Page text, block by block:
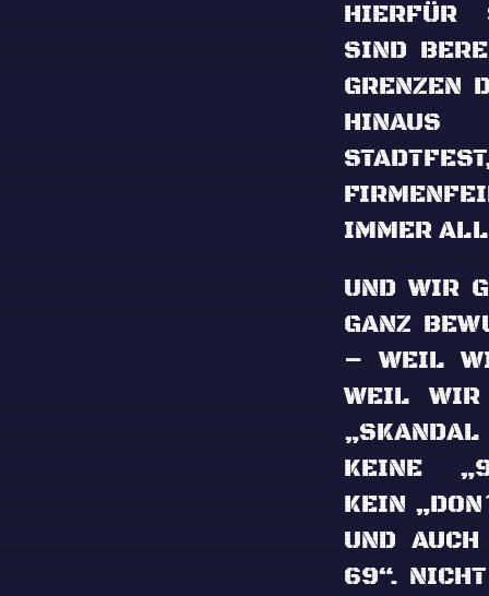
HIERFÜR
SIND
GRENZEN
IMMER
UND WIR
GANZ
– WEIL
WEIL
KEINE
KEIN
UND
69“.